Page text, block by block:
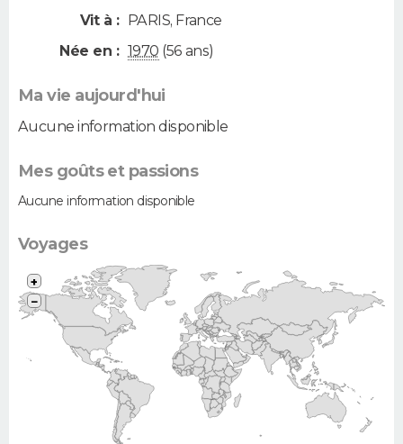
Vit à : PARIS, France
Née en : 1970 (56 ans)
Ma vie aujourd'hui
Aucune information disponible
Mes goûts et passions
Aucune information disponible
Voyages
+
−